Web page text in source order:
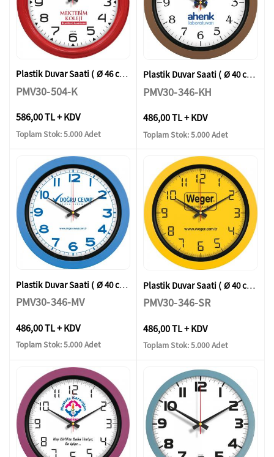
Plastik Duvar Saati ( Ø 46 cm )
PMV30-504-K
586,00 TL + KDV
Toplam Stok: 5.000 Adet
Plastik Duvar Saati ( Ø 40 cm )
PMV30-346-KH
486,00 TL + KDV
Toplam Stok: 5.000 Adet
Plastik Duvar Saati ( Ø 40 cm )
PMV30-346-MV
486,00 TL + KDV
Toplam Stok: 5.000 Adet
Plastik Duvar Saati ( Ø 40 cm )
PMV30-346-SR
486,00 TL + KDV
Toplam Stok: 5.000 Adet